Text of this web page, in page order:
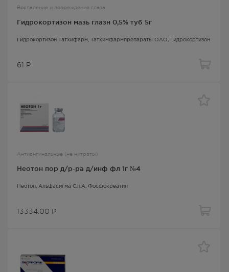
Воспаление и повреждение глаза
Гидрокортизон мазь глазн 0,5% туб 5г
Гидрокортизон Татхифарм , Татхимфармпрепараты ОАО, Гидрокортизон
61 Р
Антиангинальные (не нитраты)
Неотон пор д/р-ра д/инф фл 1г №4
Неотон , Альфасигма С.п.А, Фосфокреатин
13334.00 Р